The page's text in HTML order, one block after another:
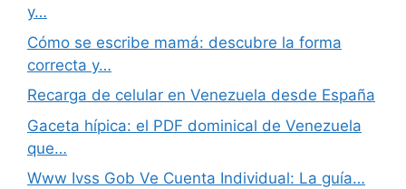
y…
Cómo se escribe mamá: descubre la forma
correcta y…
Recarga de celular en Venezuela desde España
Gaceta hípica: el PDF dominical de Venezuela
que…
Www Ivss Gob Ve Cuenta Individual: La guía…